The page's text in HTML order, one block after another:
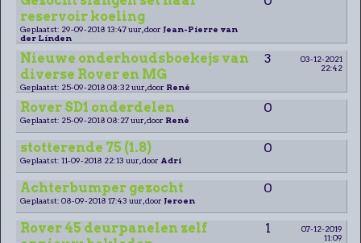
reservoir koeling
Geplaatst: 29-09-2018 13:47 uur, door Jean-Pierre van
der Linden
Nieuwe onderhoudsboekejs van
diverse Rover en MG
3
03-12-2021
22:42
Geplaatst: 25-09-2018 08:32 uur, door René
Rover SD1 onderdelen 0
Geplaatst: 25-09-2018 08:27 uur, door René
stotterende 75 (1.8) 0
Geplaatst: 11-09-2018 22:13 uur, door Adri
Achterbumper gezocht 0
Geplaatst: 08-09-2018 17:43 uur, door Jeroen
Rover 45 deurpanelen zelf
1
07-12-2019
11:09